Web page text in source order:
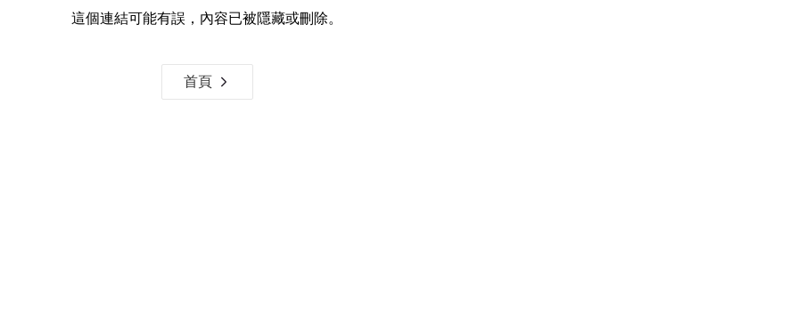
這個連結可能有誤，內容已被隱藏或刪除。
首頁